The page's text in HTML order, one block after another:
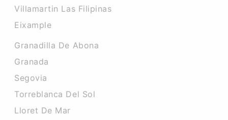
Villamartin Las Filipinas
Eixample
Granadilla De Abona
Granada
Segovia
Torreblanca Del Sol
Lloret De Mar